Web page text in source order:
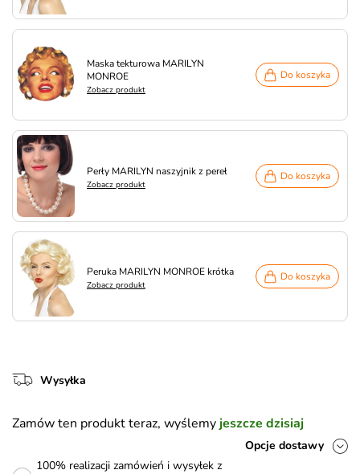
Maska tekturowa MARILYN
MONROE
Zobacz produkt
Do koszyka
Perły MARILYN naszyjnik z pereł
Zobacz produkt
Do koszyka
Peruka MARILYN MONROE krótka
Zobacz produkt
Do koszyka
Wysyłka
Zamów ten produkt teraz, wyślemy jeszcze dzisiaj
Opcje dostawy
100% realizacji zamówień i wysyłek z